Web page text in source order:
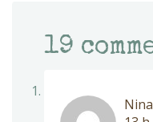
19
Nina